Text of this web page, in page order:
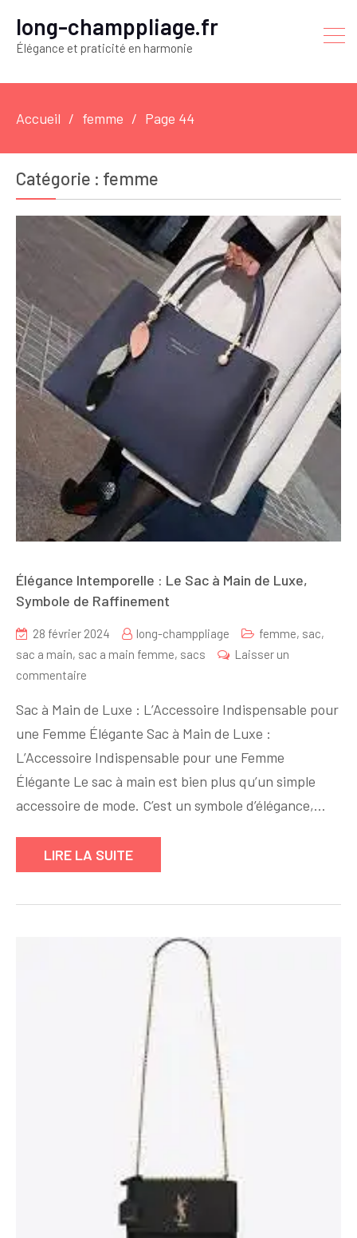
long-champpliage.fr
Élégance et praticité en harmonie
Accueil femme Page 44
Catégorie : femme
Élégance Intemporelle : Le Sac à Main de Luxe,
Symbole de Raffinement
28 février 2024 long-champpliage femme, sac,
sac a main, sac a main femme, sacs
Laisser un
commentaire
Intemporelle
:
Le
Sac
à
de
Luxe,
de
Sac à Main de Luxe : L’Accessoire Indispensable pour
une Femme Élégante Sac à Main de Luxe :
L’Accessoire Indispensable pour une Femme
Élégante Le sac à main est bien plus qu’un simple
accessoire de mode. C’est un symbole d’élégance,…
LIRE LA SUITE